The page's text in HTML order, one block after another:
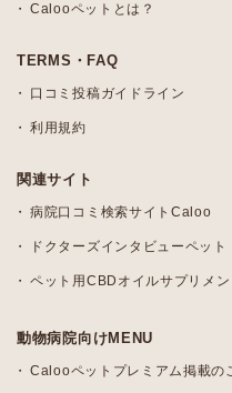
Calooペットとは？
TERMS・FAQ
口コミ投稿ガイドライン
利用規約
関連サイト
病院口コミ検索サイトCaloo
ドクターズインタビューペット
ペット用CBDオイルサプリメ
動物病院向けMENU
Calooペットプレミアム掲載の